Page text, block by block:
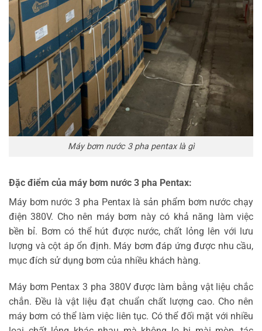
Máy bơm nước 3 pha pentax là gì
Đặc điểm của máy bơm nước 3 pha Pentax:
Máy bơm nước 3 pha Pentax là sản phẩm bơm nước chạy
điện 380V. Cho nên máy bơm này có khả năng làm việc
bền bỉ. Bơm có thể hút được nước, chất lỏng lên với lưu
lượng và cột áp ổn định. Máy bơm đáp ứng được nhu cầu,
mục đích sử dụng bơm của nhiều khách hàng.
Máy bơm Pentax 3 pha 380V được làm bằng vật liệu chắc
chắn. Đều là vật liệu đạt chuẩn chất lượng cao. Cho nên
máy bơm có thể làm việc liên tục. Có thể đối mặt với nhiều